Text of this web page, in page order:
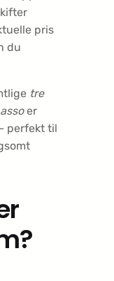
pris
du
tre
er
perfekt til